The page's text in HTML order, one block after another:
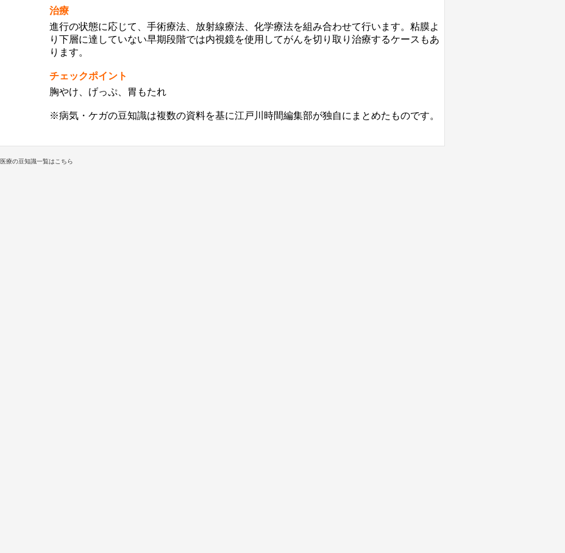
治療
進行の状態に応じて、手術療法、放射線療法、化学療法を組み合わせて行います。粘膜よ
り下層に達していない早期段階では内視鏡を使用してがんを切り取り治療するケースもあ
ります。
チェックポイント
胸やけ、げっぷ、胃もたれ
※病気・ケガの豆知識は複数の資料を基に江戸川時間編集部が独自にまとめたものです。
医療の豆知識一覧はこちら